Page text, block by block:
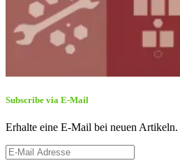
Subscribe via E-Mail
Erhalte eine E-Mail bei neuen Artikeln.
E-